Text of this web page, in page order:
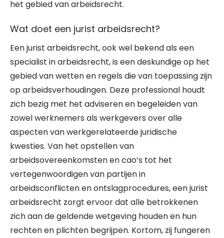
het gebied van arbeidsrecht.
Wat doet een jurist arbeidsrecht?
Een jurist arbeidsrecht, ook wel bekend als een
specialist in arbeidsrecht, is een deskundige op het
gebied van wetten en regels die van toepassing zijn
op arbeidsverhoudingen. Deze professional houdt
zich bezig met het adviseren en begeleiden van
zowel werknemers als werkgevers over alle
aspecten van werkgerelateerde juridische
kwesties. Van het opstellen van
arbeidsovereenkomsten en cao’s tot het
vertegenwoordigen van partijen in
arbeidsconflicten en ontslagprocedures, een jurist
arbeidsrecht zorgt ervoor dat alle betrokkenen
zich aan de geldende wetgeving houden en hun
rechten en plichten begrijpen. Kortom, zij fungeren